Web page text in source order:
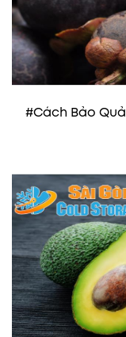
#Cách Bảo